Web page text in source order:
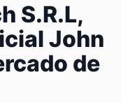
S.R.L,
John
de